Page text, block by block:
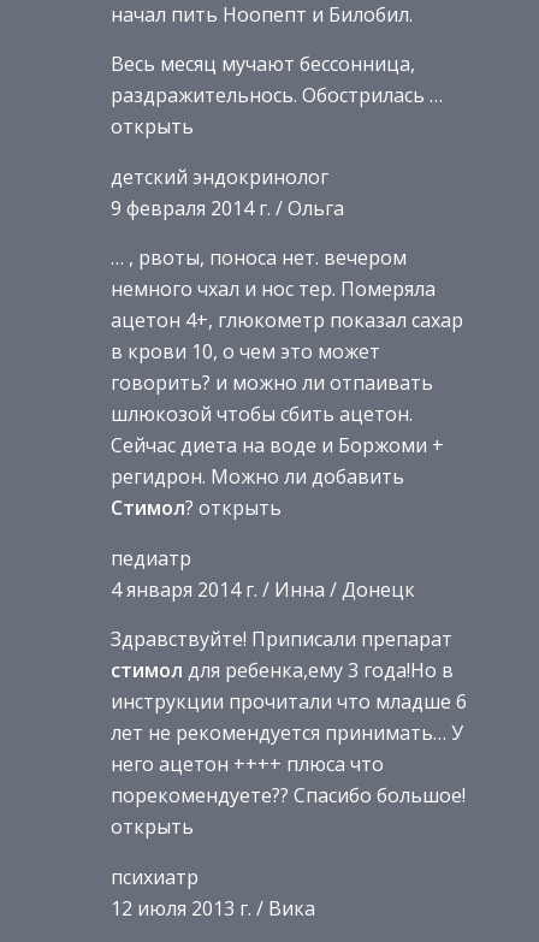
начал пить Ноопепт и Билобил.
Весь месяц мучают бессонница,
раздражительнось. Обострилась …
открыть
детский эндокринолог
9 февраля 2014 г. / Ольга
… , рвоты, поноса нет. вечером
немного чхал и нос тер. Померяла
ацетон 4+, глюкометр показал сахар
в крови 10, о чем это может
говорить? и можно ли отпаивать
шлюкозой чтобы сбить ацетон.
Сейчас диета на воде и Боржоми +
регидрон. Можно ли добавить
Стимол? открыть
педиатр
4 января 2014 г. / Инна / Донецк
Здравствуйте! Приписали препарат
стимол для ребенка,ему 3 года!Но в
инструкции прочитали что младше 6
лет не рекомендуется принимать… У
него ацетон ++++ плюса что
порекомендуете?? Спасибо большое!
открыть
психиатр
12 июля 2013 г. / Вика